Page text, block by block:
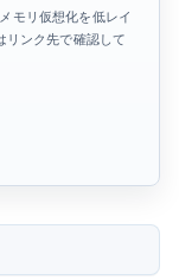
モリ仮想化を低レイ
リンク先で確認して